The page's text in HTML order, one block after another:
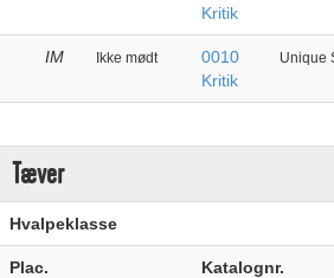
Kritik
IM Ikke mødt
0010
Kritik
Unique
Tæver
Hvalpeklasse
Plac. Katalognr.